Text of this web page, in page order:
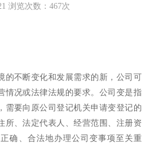
浏览次数： 467次
的不断变化和发展需求的新，公司可
情况或法律法规的要求。公司变是指
需要向原公司登记机关申请变登记的
所、法定代表人、经营范围、注册资
确、合法地办理公司变事项至关重